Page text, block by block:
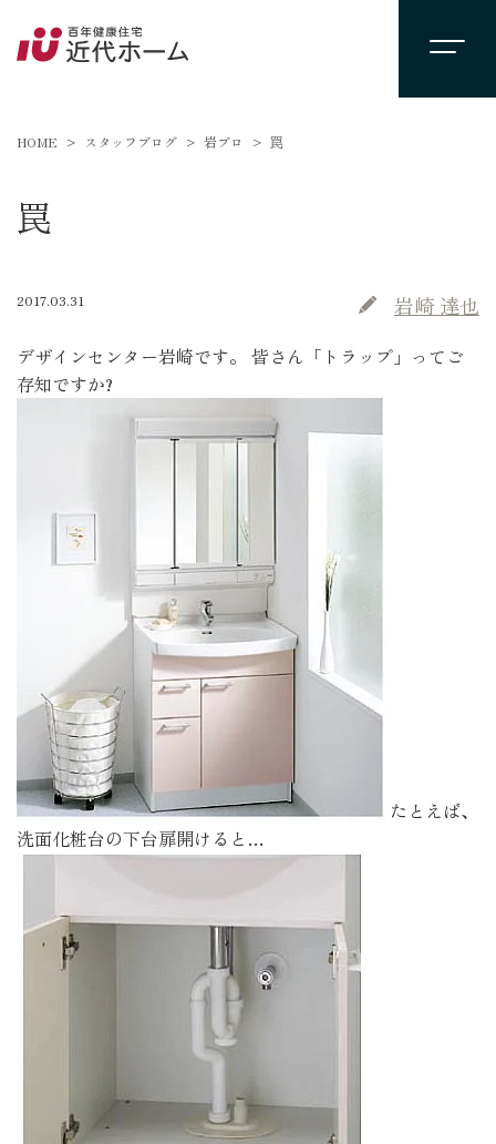
HOME スタッフブログ 岩ブロ 罠
罠
2017.03.31 岩崎 達也
デザインセンター岩崎です。 皆さん「トラップ」ってご
存知ですか?
たとえば、
洗面化粧台の下台扉開けると…